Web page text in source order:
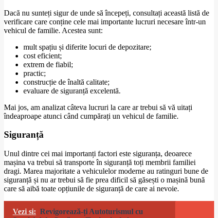
Dacă nu sunteți sigur de unde să începeți, consultați această listă de
verificare care conține cele mai importante lucruri necesare într-un
vehicul de familie. Acestea sunt:
mult spațiu și diferite locuri de depozitare;
cost eficient;
extrem de fiabil;
practic;
construcție de înaltă calitate;
evaluare de siguranță excelentă.
Mai jos, am analizat câteva lucruri la care ar trebui să vă uitați
îndeaproape atunci când cumpărați un vehicul de familie.
Siguranță
Unul dintre cei mai importanți factori este siguranța, deoarece
mașina va trebui să transporte în siguranță toți membrii familiei
dragi. Marea majoritate a vehiculelor moderne au ratinguri bune de
siguranță și nu ar trebui să fie prea dificil să găsești o mașină bună
care să aibă toate opțiunile de siguranță de care ai nevoie.
Vezi si: Revigorează-ți Autoturismul cu